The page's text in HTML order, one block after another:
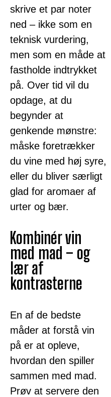
skrive et par noter
ned – ikke som en
teknisk vurdering,
men som en måde at
fastholde indtrykket
på. Over tid vil du
opdage, at du
begynder at
genkende mønstre:
måske foretrækker
du vine med høj syre,
eller du bliver særligt
glad for aromaer af
urter og bær.
Kombinér vin
med mad – og
lær af
kontrasterne
En af de bedste
måder at forstå vin
på er at opleve,
hvordan den spiller
sammen med mad.
Prøv at servere den